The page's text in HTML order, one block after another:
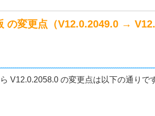
変更点（V12.0.2049.0 →
V12.0.2058.0 の変更点は以下の通りで